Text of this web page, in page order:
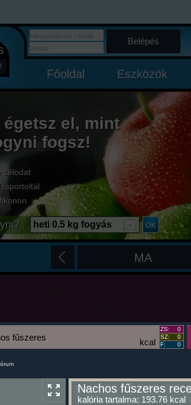
Belépés
Főoldal Eszközök
el, mint
fogsz!
célodat
sportoltál
heti 0.5 kg fogyás
MA
kcal
fűszeres
ZS:
0
SZ:
0
F:
0
Nachos fűszeres
kalória tartalma: 193.76 kcal